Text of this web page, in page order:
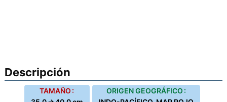
Descripción
TAMAÑO :
ORIGEN GEOGRÁFICO :